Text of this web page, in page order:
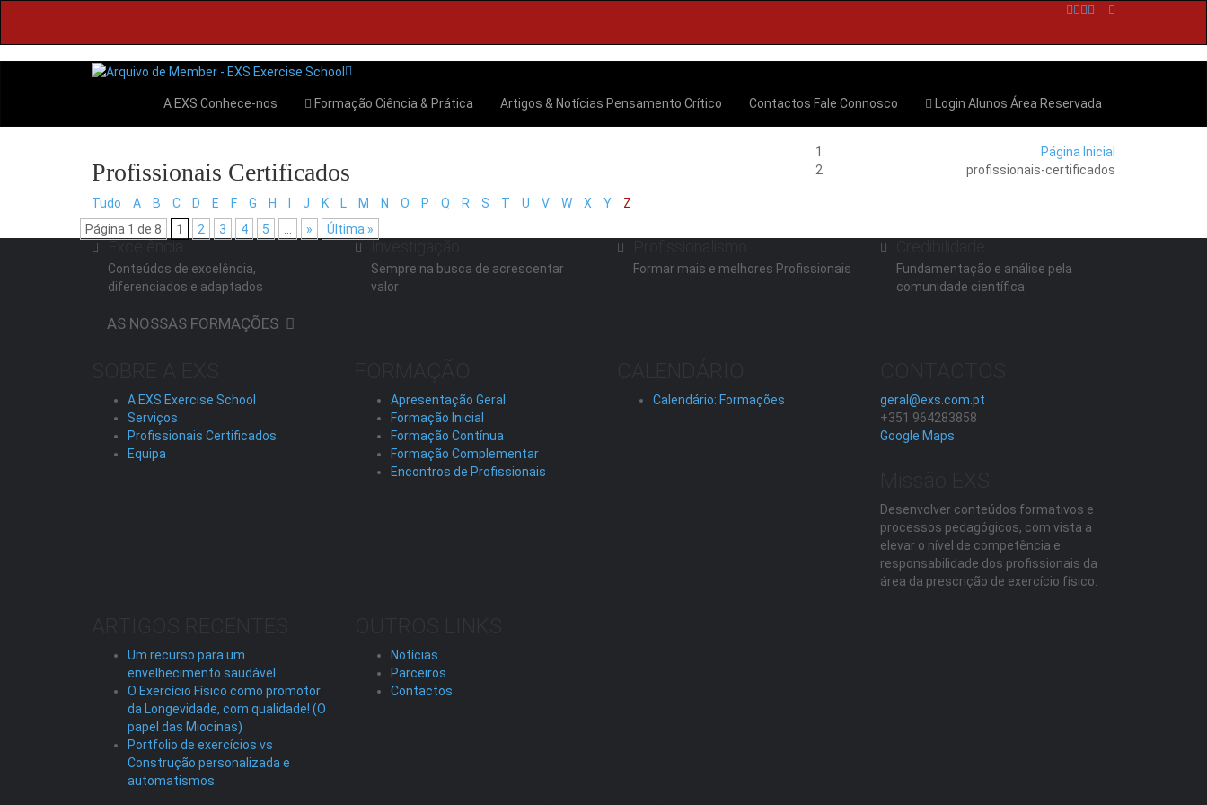
A EXS Conhece-nos Formação Ciência & Prática Artigos & Notícias Pensamento Crítico Contactos Fale Connosco Login Alunos Área Reservada
Página Inicial
profissionais-certificados
Tudo A B C D E F G H J K L M N O P Q R S T U V W X Y
Z
Página 1 de 8
1 2 3 4 5 ... » Última »
Conteúdos de excelência,
diferenciados e adaptados
Sempre na busca de acrescentar
valor
Formar mais e melhores Profissionais
Fundamentação e análise pela
comunidade científica
AS NOSSAS FORMAÇÕES
A EXS Exercise School
Serviços
Profissionais Certificados
Equipa
Apresentação Geral
Formação Inicial
Formação Contínua
Formação Complementar
Encontros de Profissionais
Calendário: Formações
geral@exs.com.pt
+351 964283858
Google Maps
Desenvolver conteúdos formativos e
processos pedagógicos, com vista a
elevar o nível de competência e
responsabilidade dos profissionais da
área da prescrição de exercício físico.
Um recurso para um
envelhecimento saudável
O Exercício Físico como promotor
da Longevidade, com qualidade! (O
papel das Miocinas)
Portfolio de exercícios vs
Construção personalizada e
automatismos.
Notícias
Parceiros
Contactos